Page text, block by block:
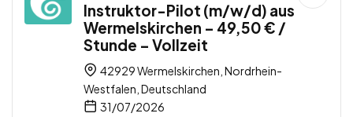
Instruktor-Pilot (m/w/d) aus
Wermelskirchen – 49,50 € /
Stunde – Vollzeit
42929 Wermelskirchen, Nordrhein-
Westfalen, Deutschland
31/07/2026